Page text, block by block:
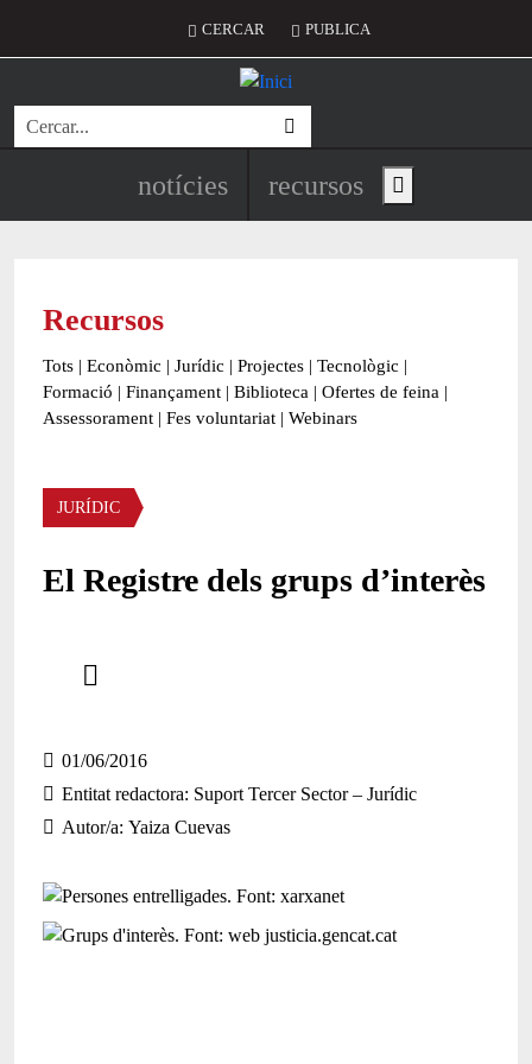
Menú del compte d'usuari
CERCAR PUBLICA
Cerca
Navegació principal de
notícies recursos Show main menu
Recursos
Tots | Econòmic | Jurídic | Projectes | Tecnològic |
Formació | Finançament | Biblioteca | Ofertes de feina |
Assessorament | Fes voluntariat | Webinars
Àmbit
JURÍDIC
El Registre dels grups d’interès
01/06/2016
Entitat redactora Suport Tercer Sector – Jurídic
Autor/a Yaiza Cuevas